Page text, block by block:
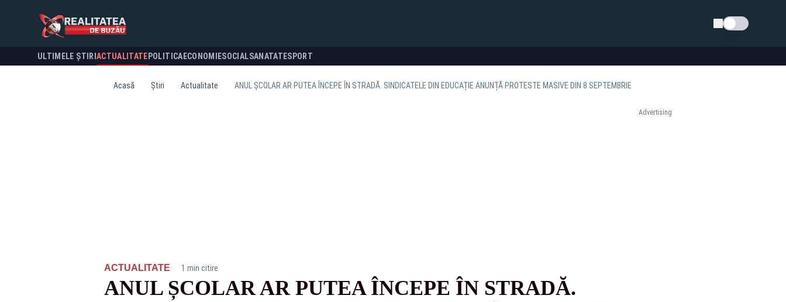
Schimba tema
ULTIMELE ȘTIRI ACTUALITATE POLITICA ECONOMIESOCIALSANATATESPORT
Acasă Știri Actualitate ANUL ȘCOLAR AR PUTEA ÎNCEPE ÎN STRADĂ. SINDICATELE DIN EDUCAȚIE ANUNȚĂ PROTESTE MASIVE DIN 8 SEPTEMBRIE
Advertising
ACTUALITATE· 1 min citire
ANUL ȘCOLAR AR PUTEA ÎNCEPE ÎN STRADĂ.